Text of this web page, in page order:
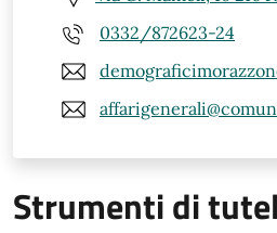
0332/872623-24
Strumenti di